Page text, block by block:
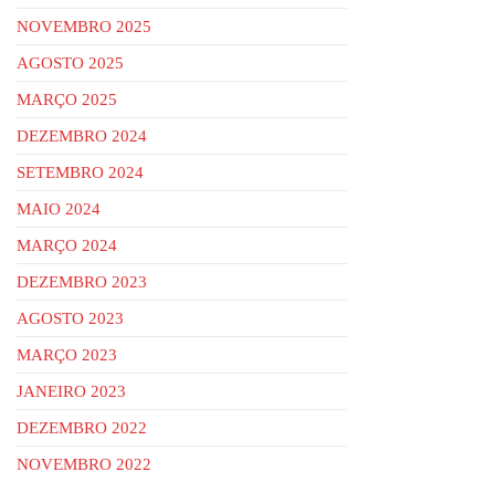
NOVEMBRO 2025
AGOSTO 2025
MARÇO 2025
DEZEMBRO 2024
SETEMBRO 2024
MAIO 2024
MARÇO 2024
DEZEMBRO 2023
AGOSTO 2023
MARÇO 2023
JANEIRO 2023
DEZEMBRO 2022
NOVEMBRO 2022